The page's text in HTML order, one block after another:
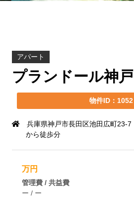
アパート
プランドール神戸
物件ID：1052
兵庫県神戸市長田区池田広町23-7
から徒歩分
万円
管理費 / 共益費
ー / ー